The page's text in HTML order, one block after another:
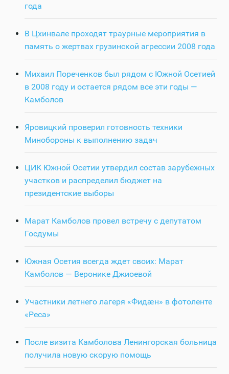
года
В Цхинвале проходят траурные мероприятия в
память о жертвах грузинской агрессии 2008 года
Михаил Пореченков был рядом с Южной Осетией
в 2008 году и остается рядом все эти годы —
Камболов
Яровицкий проверил готовность техники
Минобороны к выполнению задач
ЦИК Южной Осетии утвердил состав зарубежных
участков и распределил бюджет на
президентские выборы
Марат Камболов провел встречу с депутатом
Госдумы
Южная Осетия всегда ждет своих: Марат
Камболов — Веронике Джиоевой
Участники летнего лагеря «Фидӕн» в фотоленте
«Реса»
После визита Камболова Ленингорская больница
получила новую скорую помощь